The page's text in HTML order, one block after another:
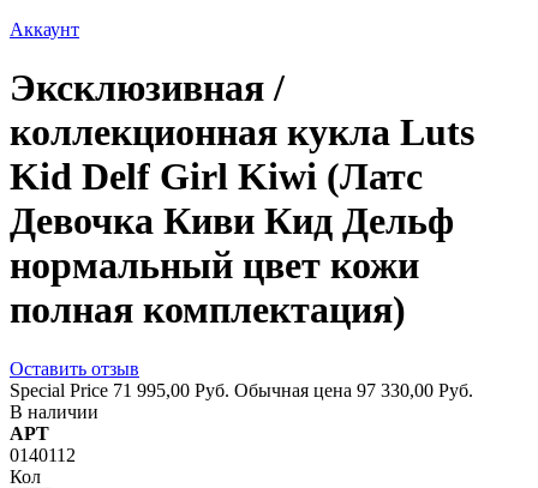
Аккаунт
Эксклюзивная /
коллекционная кукла Luts
Kid Delf Girl Kiwi (Латс
Девочка Киви Кид Дельф
нормальный цвет кожи
полная комплектация)
Оставить отзыв
Special Price 71 995,00 Руб. Обычная цена 97 330,00 Руб.
В наличии
АРТ
0140112
Кол